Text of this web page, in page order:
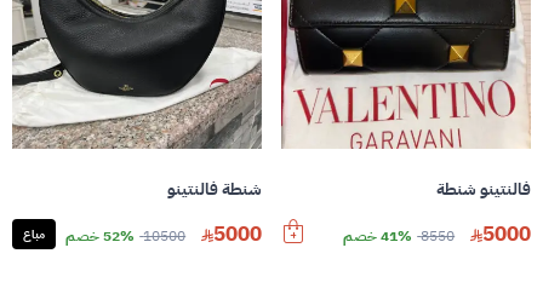
فالنتينو شنطة
5000
8550 41% خصم
شنطة فالنتينو
5000
10500 52% خصم مباع